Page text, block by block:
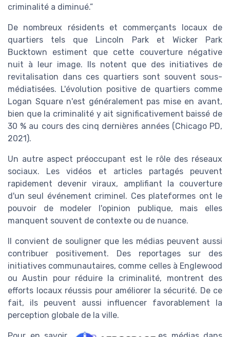
criminalité a diminué.”
De nombreux résidents et commerçants locaux de
quartiers tels que Lincoln Park et Wicker Park
Bucktown estiment que cette couverture négative
nuit à leur image. Ils notent que des initiatives de
revitalisation dans ces quartiers sont souvent sous-
médiatisées. L'évolution positive de quartiers comme
Logan Square n'est généralement pas mise en avant,
bien que la criminalité y ait significativement baissé de
30 % au cours des cinq dernières années (Chicago PD,
2021).
Un autre aspect préoccupant est le rôle des réseaux
sociaux. Les vidéos et articles partagés peuvent
rapidement devenir viraux, amplifiant la couverture
d'un seul événement criminel. Ces plateformes ont le
pouvoir de modeler l'opinion publique, mais elles
manquent souvent de contexte ou de nuance.
Il convient de souligner que les médias peuvent aussi
contribuer positivement. Des reportages sur des
initiatives communautaires, comme celles à Englewood
ou Austin pour réduire la criminalité, montrent des
efforts locaux réussis pour améliorer la sécurité. De ce
fait, ils peuvent aussi influencer favorablement la
perception globale de la ville.